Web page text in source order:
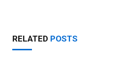
RELATED POSTS